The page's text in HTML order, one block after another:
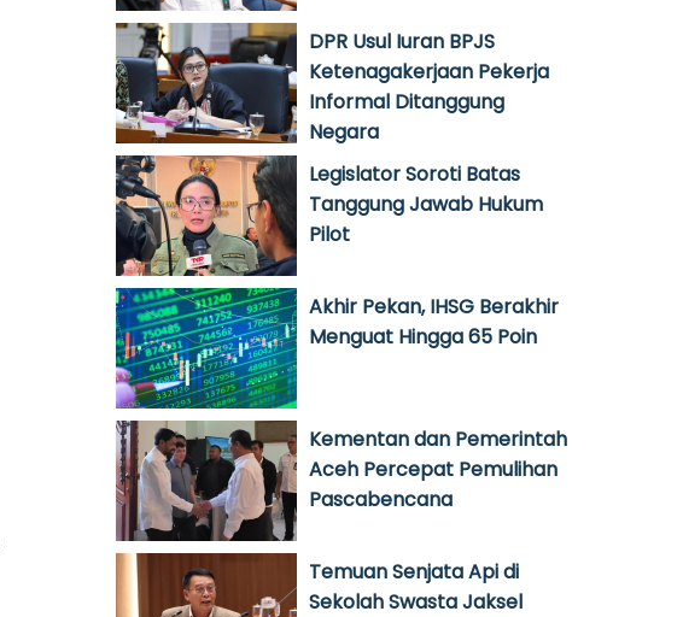
DPR Usul Iuran BPJS
Ketenagakerjaan Pekerja
Informal Ditanggung
Negara
Legislator Soroti Batas
Tanggung Jawab Hukum
Pilot
Akhir Pekan, IHSG Berakhir
Menguat Hingga 65 Poin
Kementan dan Pemerintah
Aceh Percepat Pemulihan
Pascabencana
Temuan Senjata Api di
Sekolah Swasta Jaksel